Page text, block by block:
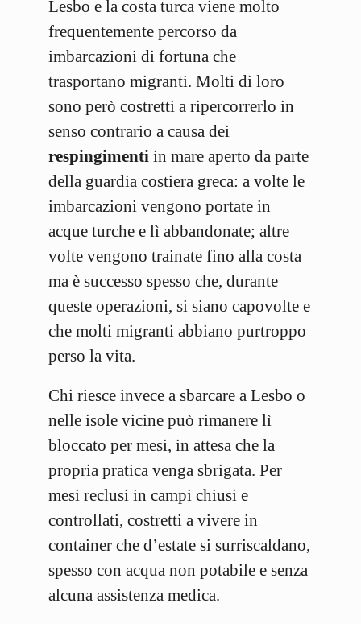
Lesbo e la costa turca viene molto
frequentemente percorso da
imbarcazioni di fortuna che
trasportano migranti. Molti di loro
sono però costretti a ripercorrerlo in
senso contrario a causa dei
respingimenti in mare aperto da parte
della guardia costiera greca: a volte le
imbarcazioni vengono portate in
acque turche e lì abbandonate; altre
volte vengono trainate fino alla costa
ma è successo spesso che, durante
queste operazioni, si siano capovolte e
che molti migranti abbiano purtroppo
perso la vita.
Chi riesce invece a sbarcare a Lesbo o
nelle isole vicine può rimanere lì
bloccato per mesi, in attesa che la
propria pratica venga sbrigata. Per
mesi reclusi in campi chiusi e
controllati, costretti a vivere in
container che d’estate si surriscaldano,
spesso con acqua non potabile e senza
alcuna assistenza medica.